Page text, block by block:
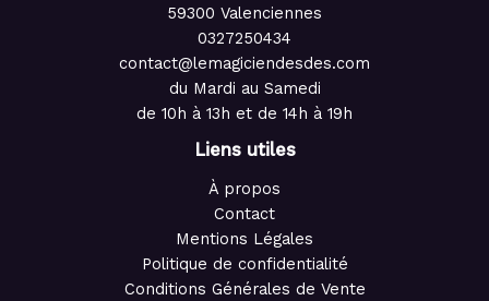
59300 Valenciennes
0327250434
contact@lemagiciendesdes.com
du Mardi au Samedi
de 10h à 13h et de 14h à 19h
Liens utiles
À propos
Contact
Mentions Légales
Politique de confidentialité
Conditions Générales de Vente